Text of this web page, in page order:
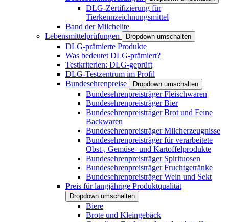
DLG-Zertifizierung für
Tierkennzeichnungsmittel
Band der Milchelite
Lebensmittelprüfungen
Dropdown umschalten
DLG-prämierte Produkte
Was bedeutet DLG-prämiert?
Testkriterien: DLG-geprüft
DLG-Testzentrum im Profil
Bundesehrenpreise
Dropdown umschalten
Bundesehrenpreisträger Fleischwaren
Bundesehrenpreisträger Bier
Bundesehrenpreisträger Brot und Feine
Backwaren
Bundesehrenpreisträger Milcherzeugnisse
Bundesehrenpreisträger für verarbeitete
Obst-, Gemüse- und Kartoffelprodukte
Bundesehrenpreisträger Spirituosen
Bundesehrenpreisträger Fruchtgetränke
Bundesehrenpreisträger Wein und Sekt
Preis für langjährige Produktqualität
Dropdown umschalten
Biere
Brote und Kleingebäck